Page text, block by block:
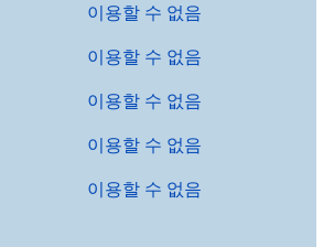
이용할 수 없음
이용할 수 없음
이용할 수 없음
이용할 수 없음
이용할 수 없음